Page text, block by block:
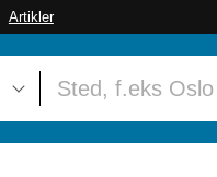
Artikler